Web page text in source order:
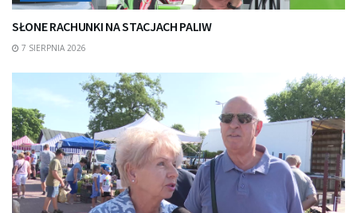
SŁONE RACHUNKI NA STACJACH PALIW
7 SIERPNIA 2026